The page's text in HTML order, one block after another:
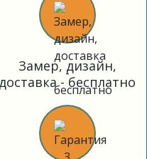
Замер, дизайн,
доставка - бесплатно